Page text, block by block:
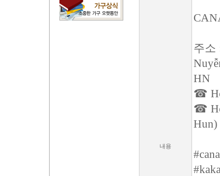
내용
주소
HN
☎
☎
Hun)